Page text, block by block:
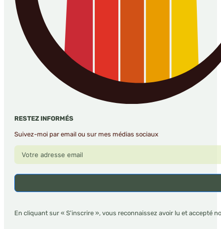
RESTEZ INFORMÉS
Suivez-moi par email ou sur mes médias sociaux
En cliquant sur « S'inscrire », vous reconnaissez avoir lu et accepté